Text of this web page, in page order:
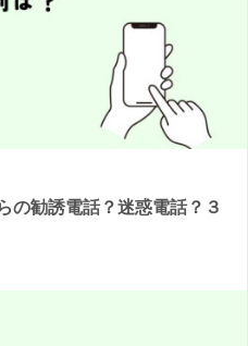
の勧誘電話？迷惑電話？３